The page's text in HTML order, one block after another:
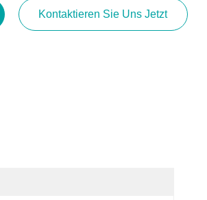
Kontaktieren Sie Uns Jetzt